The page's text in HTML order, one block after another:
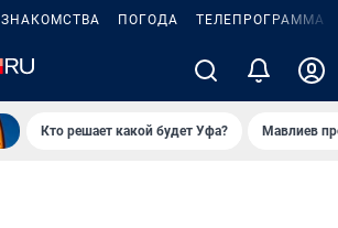
ЗНАКОМСТВА ПОГОДА ТЕЛЕПРОГРАММА
Кто решает какой будет Уфа? Мавлиев